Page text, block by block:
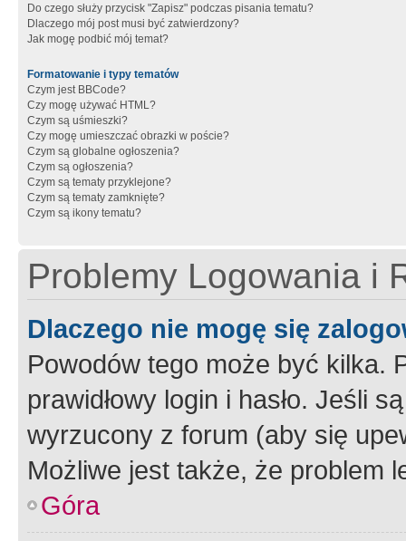
Do czego służy przycisk "Zapisz" podczas pisania tematu?
Dlaczego mój post musi być zatwierdzony?
Jak mogę podbić mój temat?
Formatowanie i typy tematów
Czym jest BBCode?
Czy mogę używać HTML?
Czym są uśmieszki?
Czy mogę umieszczać obrazki w poście?
Czym są globalne ogłoszenia?
Czym są ogłoszenia?
Czym są tematy przyklejone?
Czym są tematy zamknięte?
Czym są ikony tematu?
Problemy Logowania i
Dlaczego nie mogę się
Powodów tego może być kilka.
prawidłowy login i hasło. Jeśli
wyrzucony z forum (aby się
Możliwe jest także, że problem
Góra